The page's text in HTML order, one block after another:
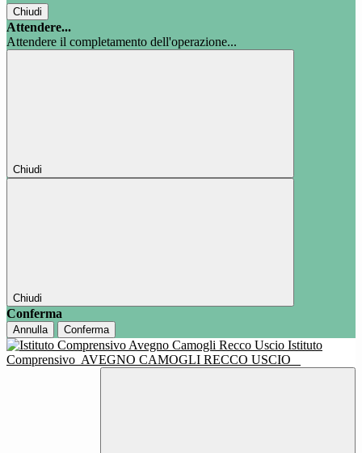
Chiudi
Attendere...
Attendere il completamento dell'operazione...
Chiudi
Chiudi
Conferma
Annulla Conferma
Istituto
Comprensivo AVEGNO CAMOGLI RECCO USCIO